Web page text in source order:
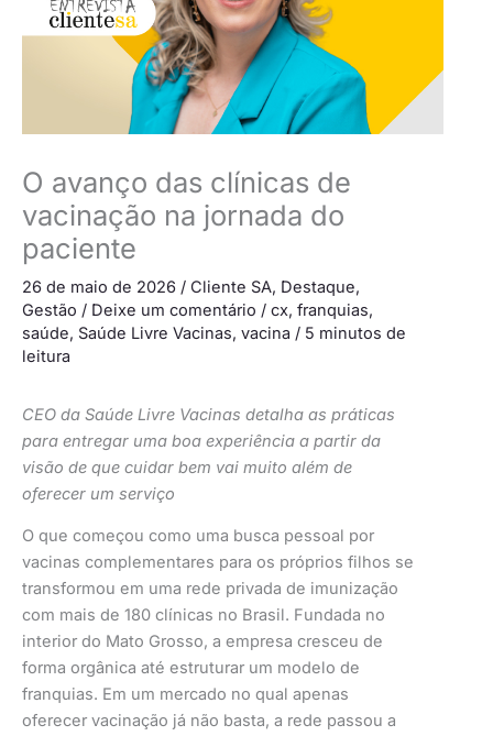
O avanço das clínicas de
vacinação na jornada do
paciente
26 de maio de 2026 / Cliente SA, Destaque,
Gestão / Deixe um comentário / cx, franquias,
saúde, Saúde Livre Vacinas, vacina / 5 minutos de
leitura
CEO da Saúde Livre Vacinas detalha as práticas
para entregar uma boa experiência a partir da
visão de que cuidar bem vai muito além de
oferecer um serviço
O que começou como uma busca pessoal por
vacinas complementares para os próprios filhos se
transformou em uma rede privada de imunização
com mais de 180 clínicas no Brasil. Fundada no
interior do Mato Grosso, a empresa cresceu de
forma orgânica até estruturar um modelo de
franquias. Em um mercado no qual apenas
oferecer vacinação já não basta, a rede passou a